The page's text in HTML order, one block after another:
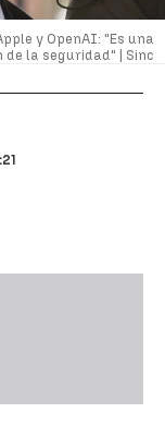
y OpenAI: "Es una
de la seguridad" | Sinc